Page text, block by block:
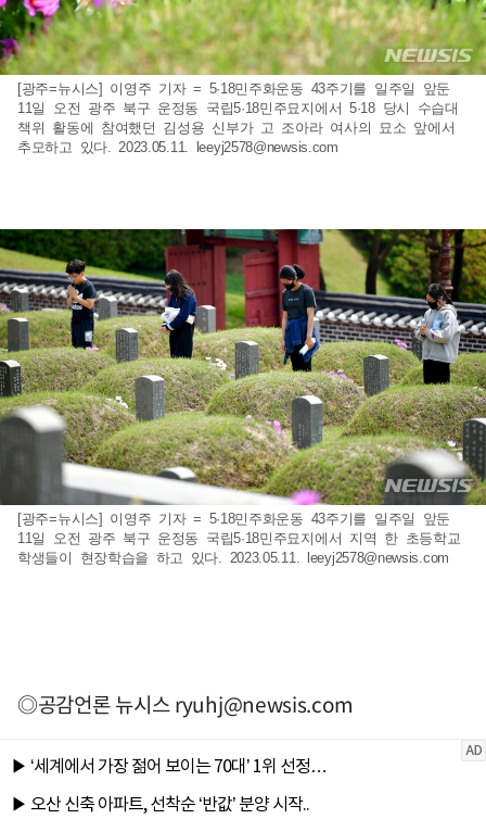
[광주=뉴시스] 이영주 기자 = 5·18민주화운동 43주기를 일주일 앞둔
11일 오전 광주 북구 운정동 국립5·18민주묘지에서 5·18 당시 수습대
책위 활동에 참여했던 김성용 신부가 고 조아라 여사의 묘소 앞에서
추모하고 있다. 2023.05.11.
leeyj2578@newsis.com
[광주=뉴시스] 이영주 기자 = 5·18민주화운동 43주기를 일주일 앞둔
11일 오전 광주 북구 운정동 국립5·18민주묘지에서 지역 한 초등학교
학생들이 현장학습을 하고 있다. 2023.05.11.
leeyj2578@newsis.com
◎공감언론 뉴시스ryuhj@newsis.com